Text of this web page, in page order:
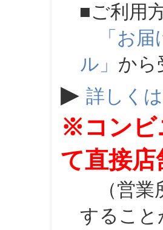
■ご利用
「お
ル」 から
▶ 詳しく
※コンビ
て直接
（営業
すること